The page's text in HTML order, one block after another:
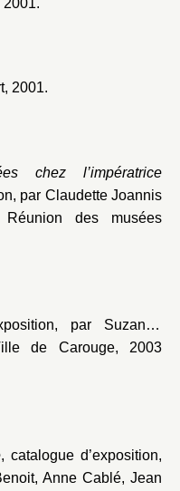
2001.
chez l’impératrice
par Claudette Joannis
des musées
par Suzanne
de Carouge, 2003
, catalogue d’exposition,
Anne Cablé, Jean